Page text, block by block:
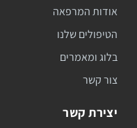
אודות המרפאה
הטיפולים שלנו
בלוג ומאמרים
צור קשר
יצירת קשר